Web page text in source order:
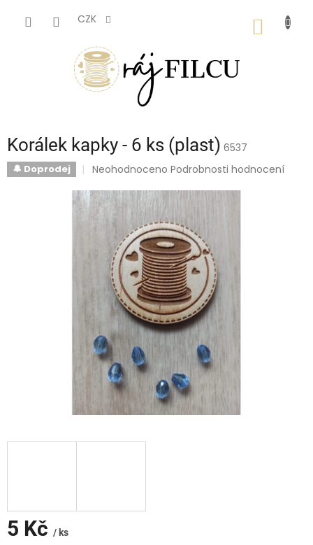
CZK
Korálek kapky - 6 ks (plast) 6537
🔔 Doprodej
Průměrné
produktu
je
0,0
hvězdiček.
Neohodnoceno Podrobnosti hodnocení
5 Kč / ks